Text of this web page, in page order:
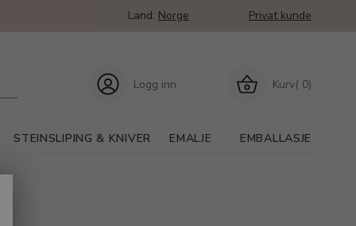
Land: Norge Privat kunde
Kurv( 0)
Logg inn
STEINSLIPING & KNIVER EMALJE EMBALLASJE